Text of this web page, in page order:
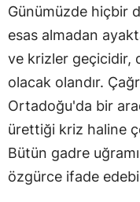
Günümüzde hiçbir
esas almadan
ve krizler geçicidir,
olacak olandır.
Ortadoğu'da bir
ürettiği kriz haline
Bütün gadre
özgürce ifade